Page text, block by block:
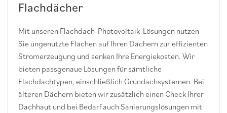
Photovoltaik-Lösungen nutzen
auf Ihren Dächern zur effizienten
senken Ihre Energiekosten. Wir
Lösungen für sämtliche
Gründachsystemen. Bei
wir zusätzlich einen Check Ihrer
auch Sanierungslösungen mit
Unsere Lösungen für
Dachflächen für die
Ihnen die Möglichkeit,
bieten
Dacheindeckungen,
Blechfalz,